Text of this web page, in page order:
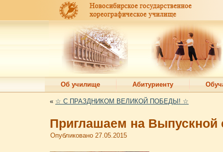
Об училище Абитуриенту
« ☆ С ПРАЗДНИКОМ ВЕЛИКОЙ ПОБЕДЫ! ☆
Приглашаем на Выпускной
Опубликовано 27.05.2015